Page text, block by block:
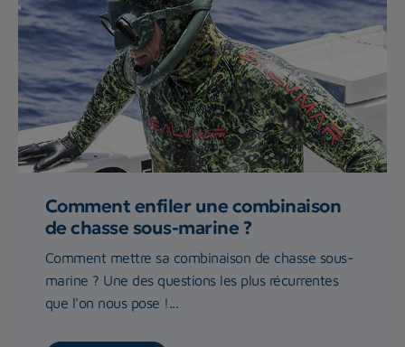
Comment enfiler une combinaison
de chasse sous-marine ?
Comment mettre sa combinaison de chasse sous-
marine ? Une des questions les plus récurrentes
que l'on nous pose !...